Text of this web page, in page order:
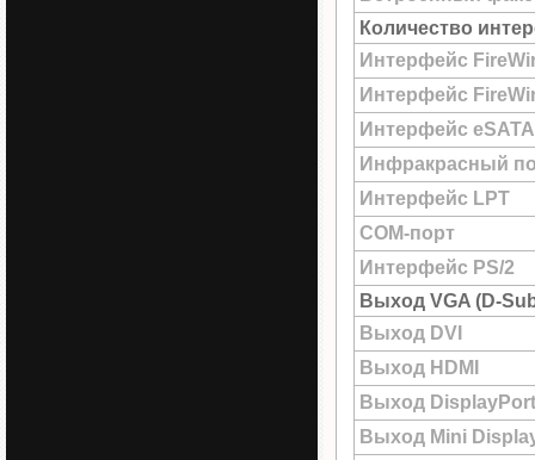
Количество
Интерфейс
Интерфейс
Интерфейс eSATA
Инфракрасный
Интерфейс LPT
COM-порт
Интерфейс PS/2
Выход VGA (D-
Выход DVI
Выход HDMI
Выход DisplayPort
Выход Mini